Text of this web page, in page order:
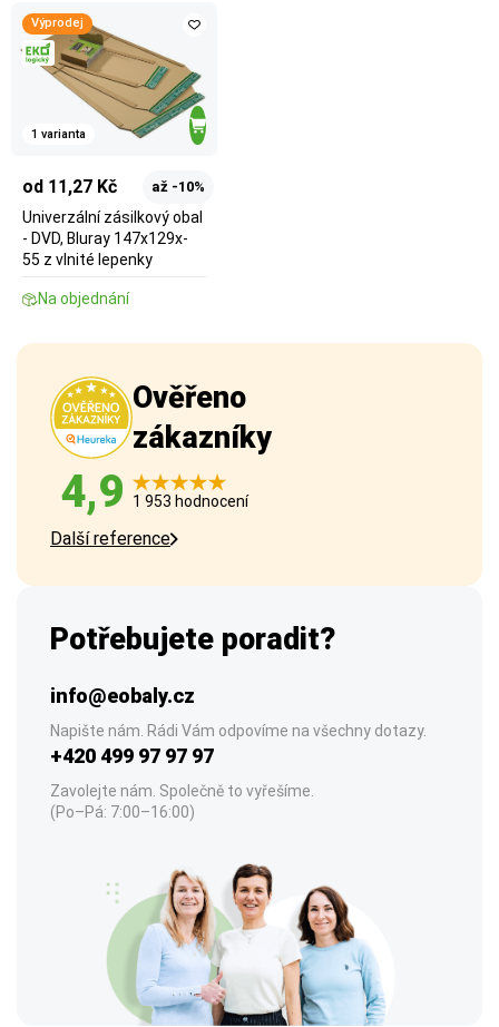
Výprodej
1 varianta
od 11,27 Kč až -10%
Univerzální zásilkový obal
- DVD, Bluray 147x129x-
55 z vlnité lepenky
Na objednání
Ověřeno
zákazníky
4,9 1 953 hodnocení
Další reference
Potřebujete poradit?
info@eobaly.cz
Napište nám. Rádi Vám odpovíme na všechny dotazy.
+420 499 97 97 97
Zavolejte nám. Společně to vyřešíme.
(Po–Pá: 7:00–16:00)